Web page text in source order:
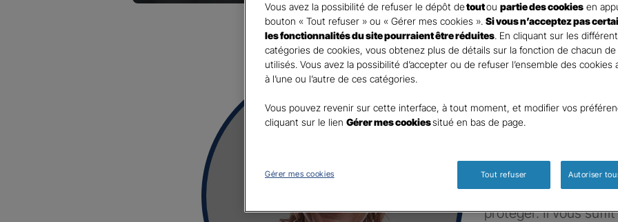
Parole
d’expert !
Profitez d’un contrat
protéger. Il vous
Vous avez la possibilité de refuser le dépôt detoutou partie des cookies en
bouton « Tout refuser » ou « Gérer mes cookies ». Si vous n’acceptez pas
les fonctionnalités du site pourraient être réduites. En cliquant sur les
catégories de cookies, vous obtenez plus de détails sur la fonction de chacun
utilisés. Vous avez la possibilité d’accepter ou de refuser l’ensemble des cookies
à l’une ou l’autre de ces catégories.
Vous pouvez revenir sur cette interface, à tout moment, et modifier vos
cliquant sur le lien Gérer mes cookiessitué en bas de page.
Gérer mes cookies Tout refuser Autoriser